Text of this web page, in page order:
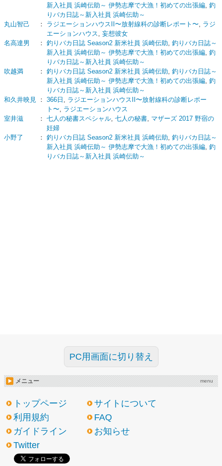
新入社員 浜崎伝助～ 伊勢志摩で大漁！初めての出張編, 釣
りバカ日誌～新入社員 浜崎伝助～
丸山智己
： ラジエーションハウスII〜放射線科の診断レポート〜, ラジ
エーションハウス, 妄想彼女
名高達男
： 釣りバカ日誌 Season2 新米社員 浜崎伝助, 釣りバカ日誌～
新入社員 浜崎伝助～ 伊勢志摩で大漁！初めての出張編, 釣
りバカ日誌～新入社員 浜崎伝助～
吹越満
： 釣りバカ日誌 Season2 新米社員 浜崎伝助, 釣りバカ日誌～
新入社員 浜崎伝助～ 伊勢志摩で大漁！初めての出張編, 釣
りバカ日誌～新入社員 浜崎伝助～
和久井映見 ： 366日 , ラジエーションハウスII〜放射線科の診断レポー
ト〜, ラジエーションハウス
室井滋
： 七人の秘書スペシャル, 七人の秘書, マザーズ 2017 野宿の
妊婦
小野了
： 釣りバカ日誌 Season2 新米社員 浜崎伝助, 釣りバカ日誌～
新入社員 浜崎伝助～ 伊勢志摩で大漁！初めての出張編, 釣
りバカ日誌～新入社員 浜崎伝助～
PC用画面に切り替え
メニュー menu
トップページ
サイトについて
利用規約
FAQ
ガイドライン
お知らせ
Twitter